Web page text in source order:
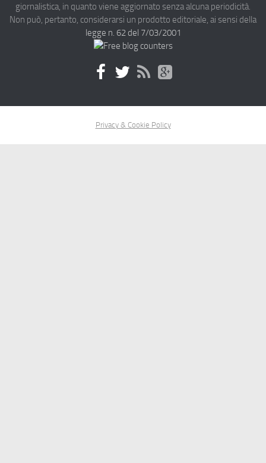
giornalistica, in quanto viene aggiornato senza alcuna periodicità.
Non può, pertanto, considerarsi un prodotto editoriale, ai sensi della
legge n. 62 del 7/03/2001
Privacy & Cookie Policy